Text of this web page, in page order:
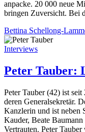
anpacke. 20 000 neue
bringen Zuversicht. Bei
Bettina Schellong-
Interviews
Peter Tauber:
Peter Tauber (42) ist
deren Generalsekretär.
Kanzlerin und ist neben
Kauder, Beate
Vertrauten. Peter